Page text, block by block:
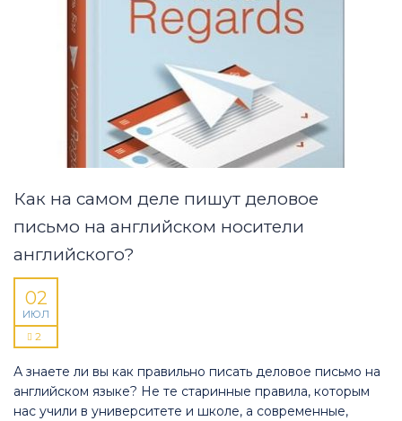
Как на самом деле пишут деловое
письмо на английском носители
английского?
02
ИЮЛ
2
А знаете ли вы как правильно писать деловое письмо на
английском языке? Не те старинные правила, которым
нас учили в университете и школе, а современные,